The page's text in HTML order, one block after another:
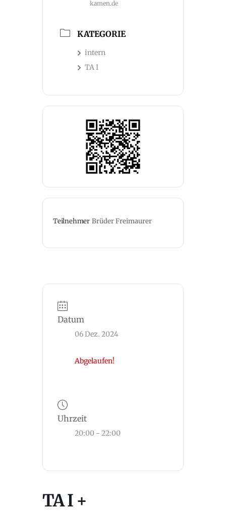
kamen.de
KATEGORIE
intern
TA I
Teilnehmer Brüder Freimaurer
Datum
06 Dez. 2024
Abgelaufen!
Uhrzeit
20:00 - 22:00
TA I +